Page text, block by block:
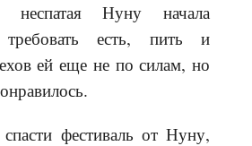
неспатая Нуну начала
есть, пить и
ей еще не по силам, но
фестиваль от Нуну,